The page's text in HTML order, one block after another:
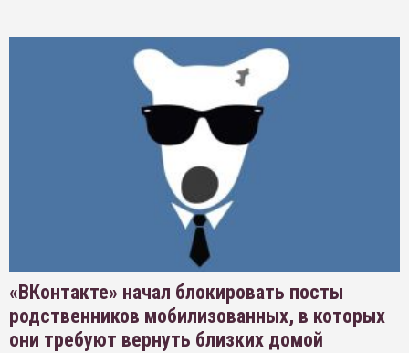
«ВКонтакте» начал блокировать посты
родственников мобилизованных, в которых
они требуют вернуть близких домой